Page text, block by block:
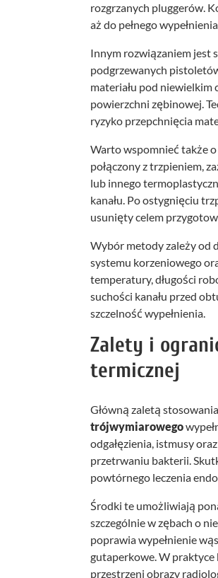
rozgrzanych pluggerów.
aż do pełnego
Innym rozwiązaniem jest
podgrzewanych
materiału pod niewielkim
powierzchni zębinowej.
ryzyko przepchnięcia
Warto wspomnieć także
połączony z trzpieniem,
lub innego
kanału. Po ostygnięciu
usunięty celem
Wybór metody zależy od
systemu korzeniowego
temperatury, długości
suchości kanału przed
szczelność wypełnienia.
Zalety i
termicznej
Główną zaletą
trójwymiarowego
odgałęzienia, istmusy
przetrwaniu bakterii.
powtórnego leczenia
Środki te umożliwiają
szczególnie w zębach o
poprawia wypełnienie
gutaperkowe. W praktyce
przestrzeni obrazy